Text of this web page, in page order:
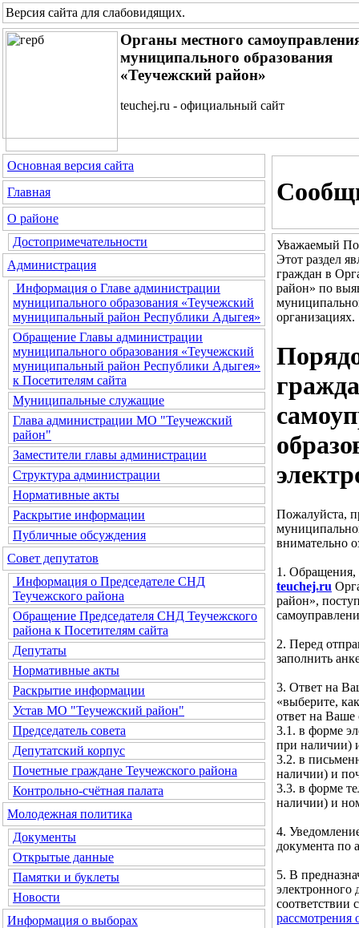
Версия сайта для слабовидящих.
Органы местного
муниципального образования
«Теучежский район»
teuchej.ru - официальный сайт
Основная версия сайта
Главная
О районе
Достопримечательности
Администрация
Информация о Главе администрации
муниципального образования «Теучежский
муниципальный район Республики Адыгея»
Обращение Главы администрации
муниципального образования «Теучежский
муниципальный район Республики Адыгея»
к Посетителям сайта
Муниципальные служащие
Глава администрации МО "Теучежский
район"
Заместители главы администрации
Структура администрации
Нормативные акты
Раскрытие информации
Публичные обсуждения
Совет депутатов
Информация о Председателе СНД
Теучежского района
Обращение Председателя СНД Теучежского
района к Посетителям сайта
Депутаты
Нормативные акты
Раскрытие информации
Устав МО "Теучежский район"
Председатель совета
Депутатский корпус
Почетные граждане Теучежского района
Контрольно-счётная палата
Молодежная политика
Документы
Открытые данные
Памятки и буклеты
Новости
Информация о выборах
Уважаемый
Этот раздел
граждан в
район» по
организациях.
Пожалуйста,
внимательно
1. Обращения,
teuchej.ru
район»,
2. Перед
заполнить
3. Ответ на
«выберите,
ответ на
3.1. в форме
при наличии)
3.2. в
наличии) и
3.3. в форме
наличии) и
4.
документа по
5. В
электронного
соответствии